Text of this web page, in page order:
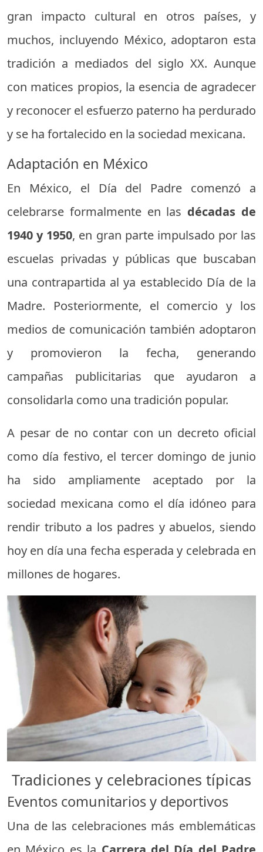
gran impacto cultural en otros países, y
muchos, incluyendo México, adoptaron esta
tradición a mediados del siglo XX. Aunque
con matices propios, la esencia de agradecer
y reconocer el esfuerzo paterno ha perdurado
y se ha fortalecido en la sociedad mexicana.
Adaptación en México
En México, el Día del Padre comenzó a
celebrarse formalmente en las décadas de
1940 y 1950, en gran parte impulsado por las
escuelas privadas y públicas que buscaban
una contrapartida al ya establecido Día de la
Madre. Posteriormente, el comercio y los
medios de comunicación también adoptaron
y promovieron la fecha, generando
campañas publicitarias que ayudaron a
consolidarla como una tradición popular.
A pesar de no contar con un decreto oficial
como día festivo, el tercer domingo de junio
ha sido ampliamente aceptado por la
sociedad mexicana como el día idóneo para
rendir tributo a los padres y abuelos, siendo
hoy en día una fecha esperada y celebrada en
millones de hogares.
Tradiciones y celebraciones típicas
Eventos comunitarios y deportivos
Una de las celebraciones más emblemáticas